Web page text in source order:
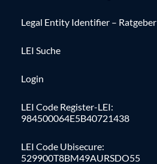
Legal Entity Identifier – Ratgeber
LEI Suche
Login
LEI Code Register-LEI:
984500064E5B40721438
LEI Code Ubisecure:
529900T8BM49AURSDO55